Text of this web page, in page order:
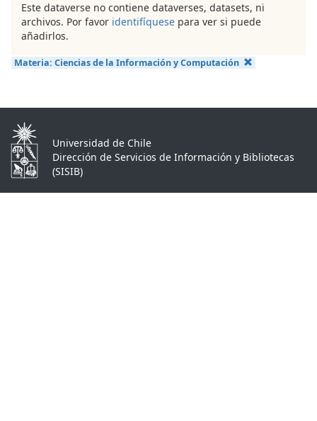
Este dataverse no contiene dataverses, datasets, ni
archivos. Por favor identifíquese para ver si puede
añadirlos.
Materia: Ciencias de la Información y Computación
Universidad de Chile
Dirección de Servicios de Información y Bibliotecas
(SISIB)